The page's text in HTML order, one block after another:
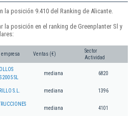
la posición 9.410 del Ranking de Alicante.
la posición en el ranking de Greenplanter Sl y
empresa Ventas (€)
Sector
Actividad
2005 SL
mediana 6820
S.L. mediana 1396
mediana 4101